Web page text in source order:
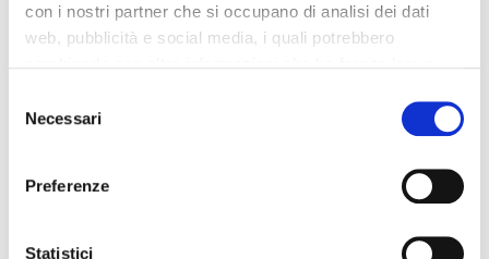
con i nostri partner che si occupano di analisi dei dati
web, pubblicità e social media, i quali potrebbero
mera chiusura del banner non comporta l’accettazione
tutti” o selezionando le diverse categorie di cookies
Selection
Necessari
Preferenze
Statistici
FACENDO ATTENZIONE!)
Come ultimo aspetto protettivo, abbiamo ovviamente il